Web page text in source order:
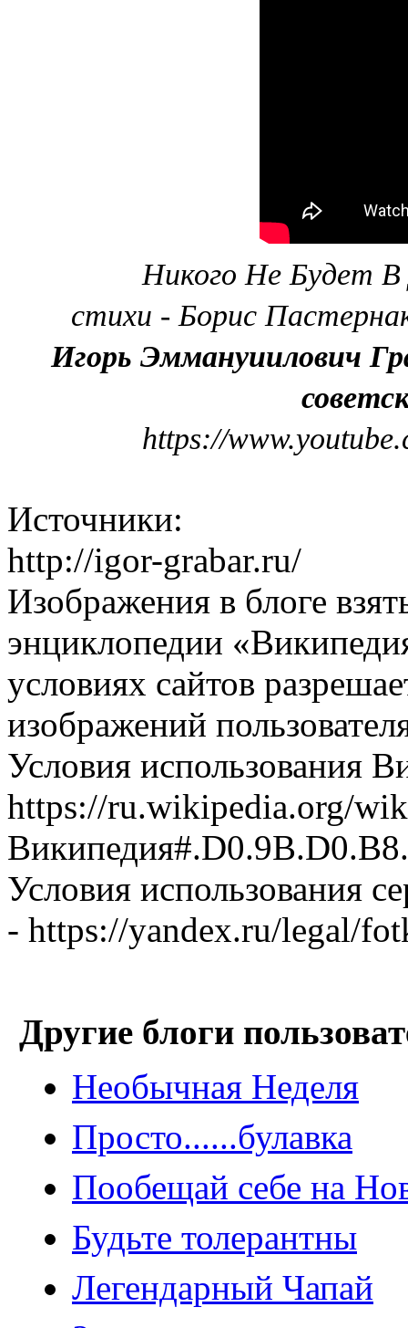
Никого Не Будет
стихи - Борис
Игорь Эммануиилович
https://
Источники:
http://igor-grabar.ru/
Изображения в блоге
энциклопедии
условиях сайтов
изображений
Условия использования
https://ru.wikipedia.org/
Условия использования
- https://yandex.ru/legal/
Другие блоги
Необычная Неделя
Просто......булавка
Пообещай себе на
Будьте толерантны
Легендарный Чапай